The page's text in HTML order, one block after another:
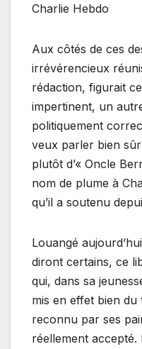
Charlie Hebdo
Aux côtés de ces
irrévérencieux
rédaction, figurait
impertinent, un
politiquement
veux parler bien
plutôt d’« Oncle
nom de plume à
qu’il a soutenu
Louangé
diront certains, ce
qui, dans sa
mis en effet bien du
reconnu par ses
réellement accepté.